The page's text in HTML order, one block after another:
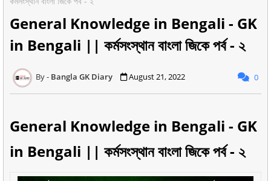
General Knowledge in Bengali - GK
in Bengali || কর্মসংস্থান বাংলা জিকে পর্ব - ২
Bangla GK Diary August 21, 2022 0
General Knowledge in Bengali - GK
in Bengali || কর্মসংস্থান বাংলা জিকে পর্ব - ২